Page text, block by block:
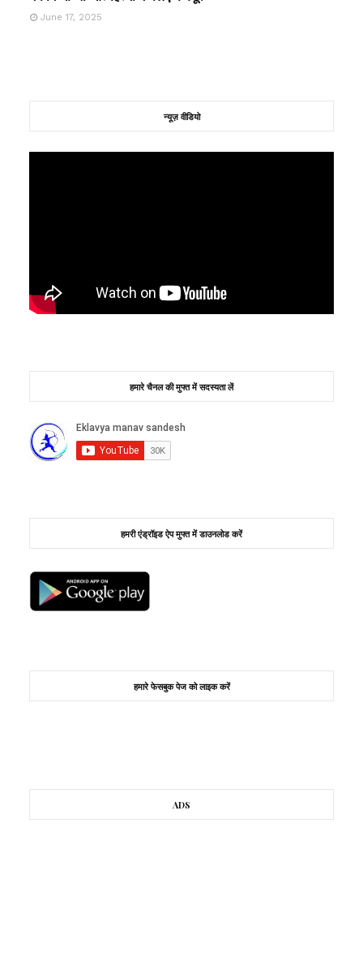
June 17, 2025
न्यूज़ वीडियो
हमारे चैनल की मुफ्त में सदस्यता लें
हमरी एंड्रॉइड ऐप मुफ्त में डाउनलोड करें
हमारे फेसबुक पेज को लाइक करें
ADS